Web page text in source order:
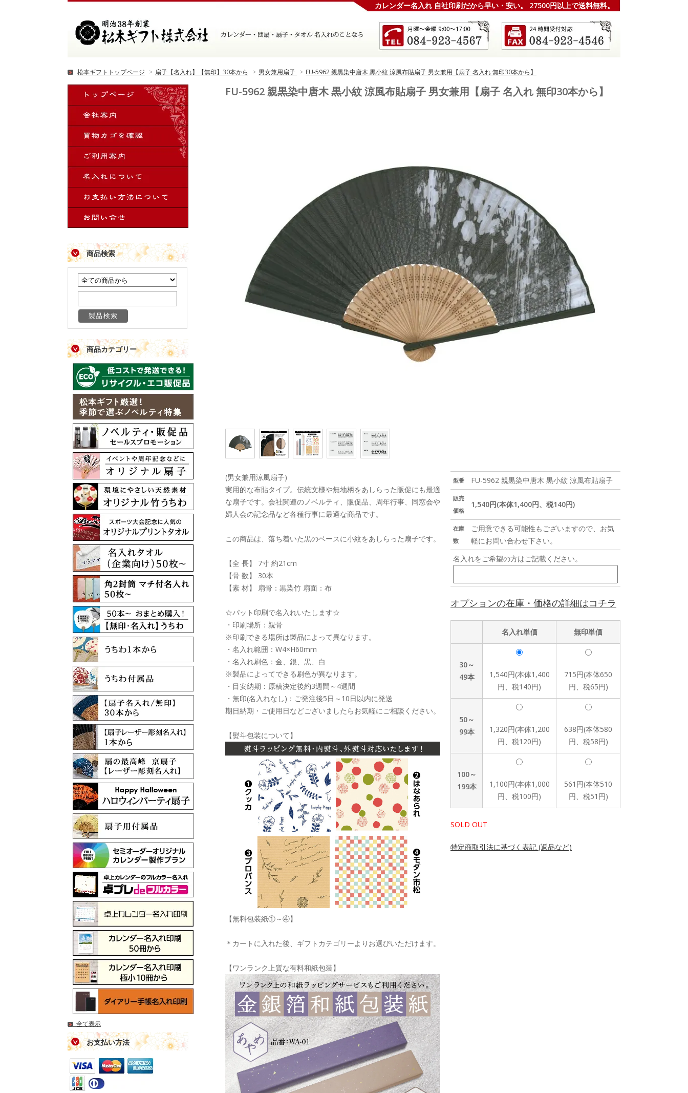
カレンダー名入れ 自社印刷だから早い・安い。 27500円以上で送料無料。
松本ギフトトップページ > 扇子【名入れ】【無印】30本から > 男女兼用扇子 > FU-5962 親黒染中唐木 黒小紋 涼風布貼扇子 男女兼用【扇子 名入れ 無印30本から】
FU-5962 親黒染中唐木 黒小紋 涼風布貼扇子 男女兼用【扇子 名入れ 無印30本から】
型番 FU-5962 親黒染中唐木 黒小紋 涼風布貼扇子
販売
価格
1,540円(本体1,400円、税140円)
在庫
数
ご用意できる可能性もございますので、お気
軽にお問い合わせ下さい。
名入れをご希望の方はご記載ください。
オプションの在庫・価格の詳細はコチラ
名入れ単価 無印単価
30～
49本
1,540円(本体1,400
円、税140円)
715円(本体650
円、税65円)
50～
99本
1,320円(本体1,200
円、税120円)
638円(本体580
円、税58円)
100～
199本
1,100円(本体1,000
円、税100円)
561円(本体510
円、税51円)
SOLD OUT
特定商取引法に基づく表記 (返品など)
(男女兼用涼風扇子)
実用的な布貼タイプ。伝統文様や無地柄をあしらった販促にも最適
な扇子です。会社関連のノベルティ、販促品、周年行事、同窓会や
婦人会の記念品など各種行事に最適な商品です。
この商品は、落ち着いた黒のベースに小紋をあしらった扇子です。
【全 長】 7寸 約21cm
【骨 数】 30本
【素 材】 扇骨：黒染竹 扇面：布
☆パット印刷で名入れいたします☆
・印刷場所：親骨
※印刷できる場所は製品によって異なります。
・名入れ範囲：W4×H60mm
・名入れ刷色：金、銀、黒、白
※製品によってできる刷色が異なります。
・目安納期：原稿決定後約3週間～4週間
・無印(名入れなし)：ご発注後5日～10日以内に発送
期日納期・ご使用日などございましたらお気軽にご相談ください。
【熨斗包装について】
【無料包装紙①～④】
＊カートに入れた後、ギフトカテゴリーよりお選びいただけます。
【ワンランク上質な有料和紙包装】
商品検索
商品カテゴリー
全て表示
お支払い方法